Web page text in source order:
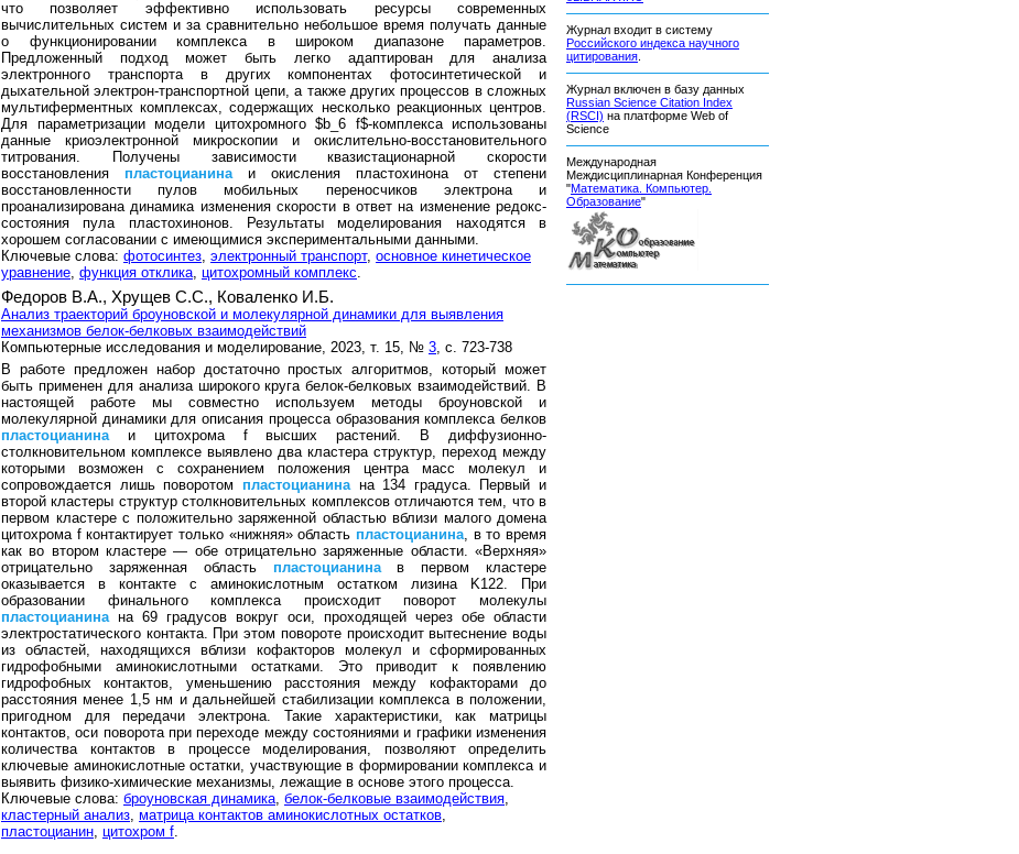
что позволяет эффективно использовать ресурсы современных
вычислительных систем и за сравнительно небольшое время получать данные
о функционировании комплекса в широком диапазоне параметров.
Предложенный подход может быть легко адаптирован для анализа
электронного транспорта в других компонентах фотосинтетической и
дыхательной электрон-транспортной цепи, а также других процессов в сложных
мультиферментных комплексах, содержащих несколько реакционных центров.
Для параметризации модели цитохромного $b_6 f$-комплекса использованы
данные криоэлектронной микроскопии и окислительно-восстановительного
титрования. Получены зависимости квазистационарной скорости
восстановления пластоцианинаи окисления пластохинона от степени
восстановленности пулов мобильных переносчиков электрона и
проанализирована динамика изменения скорости в ответ на изменение редокс-
состояния пула пластохинонов. Результаты моделирования находятся в
хорошем согласовании с имеющимися экспериментальными данными.
Ключевые слова: фотосинтез, электронный транспорт, основное кинетическое
уравнение, функция отклика, цитохромный комплекс.
Федоров В.А., Хрущев С.С., Коваленко И.Б.
Анализ траекторий броуновской и молекулярной динамики для выявления
механизмов белок-белковых взаимодействий
Компьютерные исследования и моделирование, 2023, т. 15, № 3 , с. 723-738
В работе предложен набор достаточно простых алгоритмов, который может
быть применен для анализа широкого круга белок-белковых взаимодействий. В
настоящей работе мы совместно используем методы броуновской и
молекулярной динамики для описания процесса образования комплекса белков
пластоцианина и цитохрома f высших растений. В диффузионно-
столкновительном комплексе выявлено два кластера структур, переход между
которыми возможен с сохранением положения центра масс молекул и
сопровождается лишь поворотом пластоцианинана 134 градуса. Первый и
второй кластеры структур столкновительных комплексов отличаются тем, что в
первом кластере с положительно заряженной областью вблизи малого домена
цитохрома f контактирует только «нижняя» область пластоцианина , в то время
как во втором кластере — обе отрицательно заряженные области. «Верхняя»
отрицательно заряженная область пластоцианинав первом кластере
оказывается в контакте с аминокислотным остатком лизина K122. При
образовании финального комплекса происходит поворот молекулы
пластоцианина на 69 градусов вокруг оси, проходящей через обе области
электростатического контакта. При этом повороте происходит вытеснение воды
из областей, находящихся вблизи кофакторов молекул и сформированных
гидрофобными аминокислотными остатками. Это приводит к появлению
гидрофобных контактов, уменьшению расстояния между кофакторами до
расстояния менее 1,5 нм и дальнейшей стабилизации комплекса в положении,
пригодном для передачи электрона. Такие характеристики, как матрицы
контактов, оси поворота при переходе между состояниями и графики изменения
количества контактов в процессе моделирования, позволяют определить
ключевые аминокислотные остатки, участвующие в формировании комплекса и
выявить физико-химические механизмы, лежащие в основе этого процесса.
Ключевые слова: броуновская динамика белок-белковые взаимодействия
кластерный анализ матрица контактов аминокислотных остатков
пластоцианин цитохром f
Журнал входит в систему
Российского индекса научного
цитирования
Журнал включен в базу данных
Russian Science Citation Index
(RSCI) на платформе Web of
Science
Международная
Междисциплинарная Конференция
"Математика. Компьютер.
Образование"